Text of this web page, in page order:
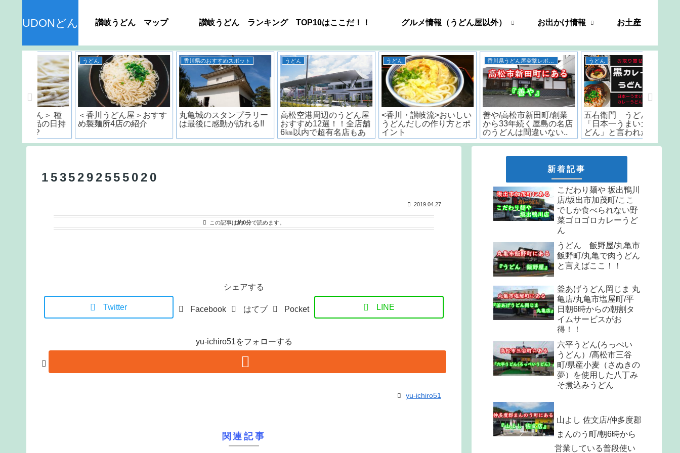
UDONどん 讃岐うどん マップ 讃岐うどん ランキング TOP10はここだ！！ グルメ情報（うどん屋以外） お出かけ情報 お土産
うどん
＜香川うどん屋＞おすす
め製麺所4店の紹介
香川県のおすすめスポット
丸亀城のスタンプラリー
は最後に感動が訪れる!!
うどん
高松空港周辺のうどん屋
おすすめ12選！！全店舗
6㎞以内で超有名店もあ
るよ。
うどん
<香川・讃岐流>おいしい
うどんだしの作り方とポ
イント
香川県うどん屋突撃レポート
善や/高松市新田町/創業
から33年続く屋島の名店
のうどんは間違いない..
うどん
五右衛門 うどん 香川/
「日本一うまいカレーう
どん」と言われた名店の
味をお取り寄せ
天ぷら
1535292555020
2019.04.27
この記事は約0分で読めます。
シェアする
Twitter Facebook はてブ Pocket LINE
yu-ichiro51をフォローする
yu-ichiro51
関連記事
新着記事
こだわり麺や 坂出鴨川
店/坂出市加茂町/ここ
でしか食べられない野
菜ゴロゴロカレーうど
ん
うどん 飯野屋/丸亀市
飯野町/丸亀で肉うどん
と言えばここ！！
釜あげうどん岡じま 丸
亀店/丸亀市塩屋町/平
日朝6時からの朝割タ
イムサービスがお
得！！
六平うどん(ろっぺい
うどん）/高松市三谷
町/県産小麦（さぬきの
夢）を使用した八丁み
そ煮込みうどん
山よし 佐文店/仲多度郡
まんのう町/朝6時から
営業している普段使い